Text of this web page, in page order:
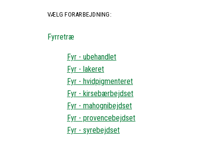
VÆLG FORARBEJDNING:
Fyrretræ
Fyr - ubehandlet
Fyr - lakeret
Fyr - hvidpigmenteret
Fyr - kirsebærbejdset
Fyr - mahognibejdset
Fyr - provencebejdset
Fyr - syrebejdset